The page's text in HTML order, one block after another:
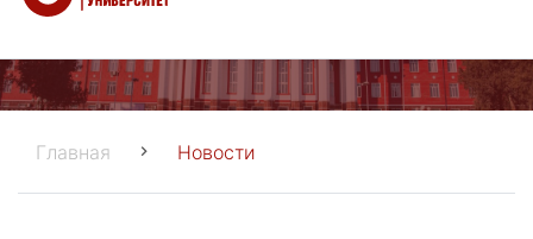
Главная Новости